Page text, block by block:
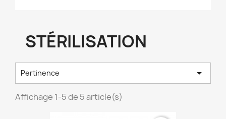
STÉRILISATION
Pertinence 
Affichage 1-5 de 5 article(s)